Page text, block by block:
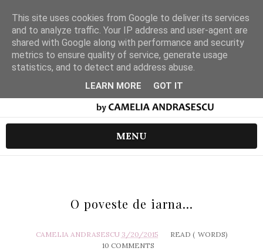
MENU
O poveste de iarna...
CAMELIA ANDRASESCU 3/20/2015 READ ( WORDS)
10 COMMENTS
This site uses cookies from Google to deliver its services
and to analyze traffic. Your IP address and user-agent are
shared with Google along with performance and security
metrics to ensure quality of service, generate usage
statistics, and to detect and address abuse.
LEARN MORE GOT IT